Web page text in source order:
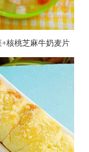
核桃芝麻牛奶麦片